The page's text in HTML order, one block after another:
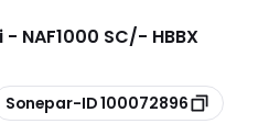
NAF1000 SC/- HBBX
Sonepar-ID100072896